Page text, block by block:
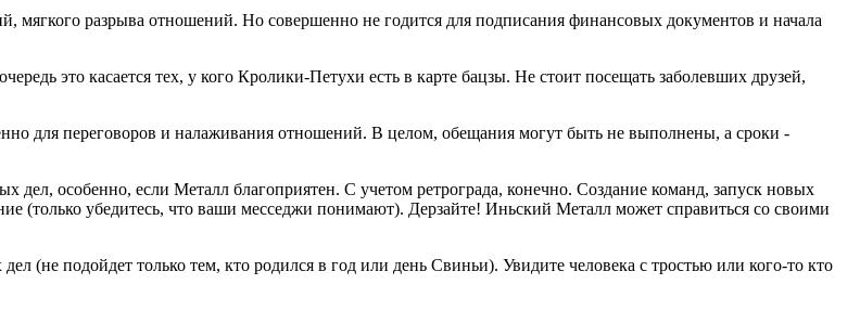
мягкого разрыва отношений. Но совершенно не годится для подписания финансовых документов и начала
это касается тех, у кого Кролики-Петухи есть в карте бацзы. Не стоит посещать заболевших друзей,
для переговоров и налаживания отношений. В целом, обещания могут быть не выполнены, а сроки -
дел, особенно, если Металл благоприятен. С учетом ретрограда, конечно. Создание команд, запуск новых
(только убедитесь, что ваши месседжи понимают). Дерзайте! Иньский Металл может справиться со своими
(не подойдет только тем, кто родился в год или день Свиньи). Увидите человека с тростью или кого-то кто